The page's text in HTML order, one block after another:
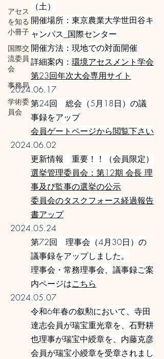
アセス
を知る
小冊子
国際交
流委員
会
事務局
学術委
員会
（土）
開催場所：東京農業大学世田谷キ
ャンパス_国際センター
開催方法：現地での対面開催
詳細案内： 環境アセスメント学会
第23回年次大会専用サイト
2024.06.17
第24回 総会（5月18日）の議
事録をアップ
会員ゲートページから閲覧下さい
2024.06.02
更新情報 重要！！（会員限定）
選挙管理委員会：第12期 会長 理
事及び監事の選挙の公示
委員会のタスクフォース経過報告
書アップ
2024.05.24
第72回 理事会（4月30日）の
議事録をアップしました。
理事会・常務理事会、議事録ご案
内ページはこちら
2024.05.07
令和6年春の叙勲において、寺田
達志会員が瑞宝重光章を、石野耕
也理事が瑞宝中綬章を、内藤克彦
会員が瑞宝小綬章を受章されまし